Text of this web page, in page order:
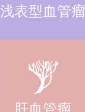
浅表型血管瘤